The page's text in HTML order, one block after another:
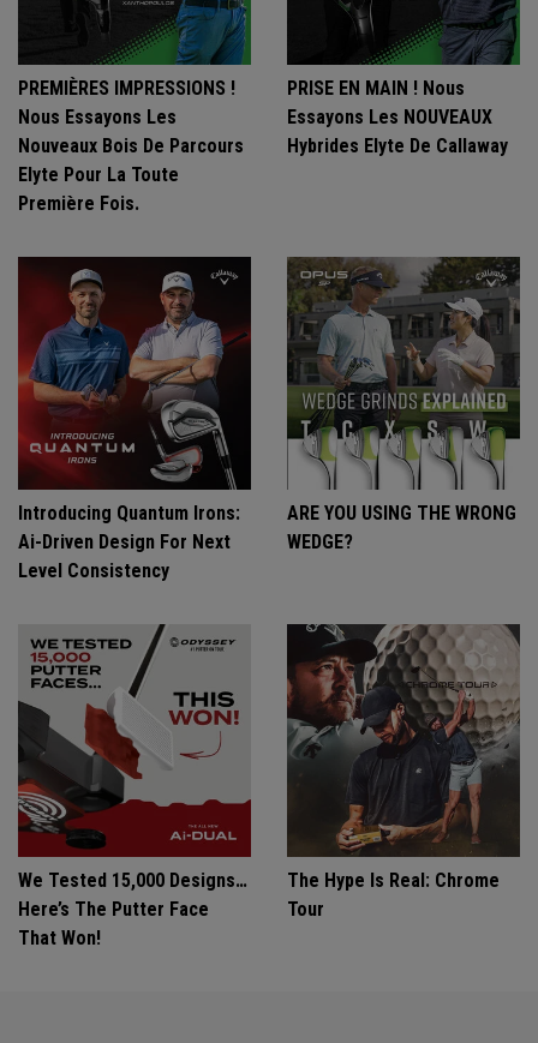
PREMIÈRES IMPRESSIONS !
Nous Essayons Les
Nouveaux Bois De Parcours
Elyte Pour La Toute
Première Fois.
PRISE EN MAIN ! Nous
Essayons Les NOUVEAUX
Hybrides Elyte De Callaway
Introducing Quantum Irons:
Ai-Driven Design For Next
Level Consistency
ARE YOU USING THE WRONG
WEDGE?
We Tested 15,000 Designs…
Here’s The Putter Face
That Won!
The Hype Is Real: Chrome
Tour